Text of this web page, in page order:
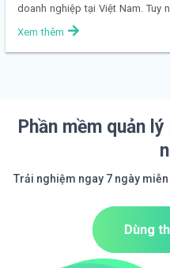
doanh nghiệp tại Việt Nam. Tuy
Xem thêm
Phần mềm quản
Trải nghiệm ngay 7 ngày
Dùng